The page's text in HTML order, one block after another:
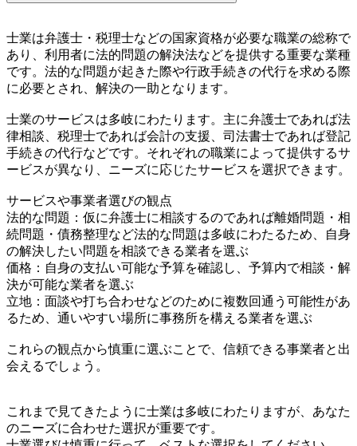
士業は弁護士・税理士などの国家資格が必要な職業の総称で
あり、利用者に法的問題の解決法などを提供する重要な業種
です。法的な問題が起きた際や行政手続きの代行を求める際
に必要とされ、解決の一助となります。
士業のサービスは多岐にわたります。主に弁護士であれば法
律相談、税理士であれば会計の支援、司法書士であれば登記
手続きの代行などです。それぞれの職業によって提供するサ
ービスが異なり、ニーズに応じたサービスを選択できます。
サービスや事業者選びの観点
法的な問題：仮に弁護士に相談するのであれば離婚問題・相
続問題・債務整理など法的な問題は多岐にわたるため、自身
の解決したい問題を相談できる業者を選ぶ
価格：自身の支払い可能な予算を確認し、予算内で相談・解
決が可能な業者を選ぶ
立地：面談や打ち合わせなどのために複数回通う可能性があ
るため、通いやすい場所に事務所を構える業者を選ぶ
これらの観点から慎重に選ぶことで、信頼できる事業者と出
会えるでしょう。
これまで見てきたように士業は多岐にわたりますが、あなた
のニーズに合わせた選択が重要です。